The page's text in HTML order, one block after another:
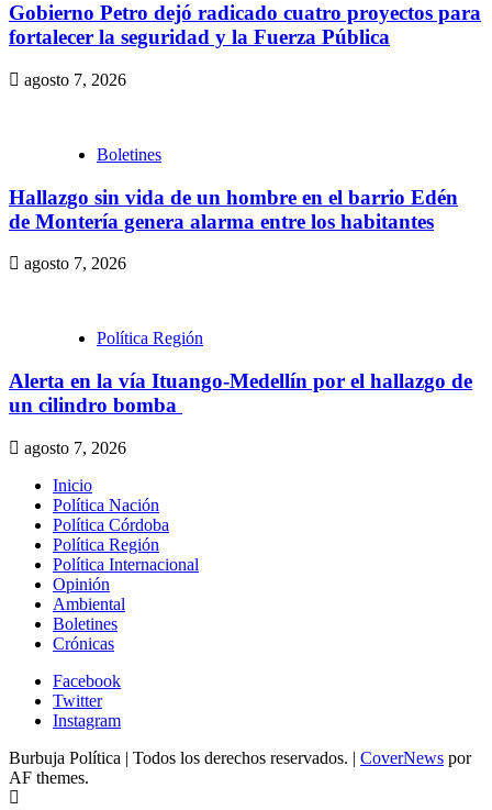
Gobierno Petro dejó radicado cuatro proyectos para
fortalecer la seguridad y la Fuerza Pública
agosto 7, 2026
Boletines
Hallazgo sin vida de un hombre en el barrio Edén
de Montería genera alarma entre los habitantes
agosto 7, 2026
Política Región
Alerta en la vía Ituango-Medellín por el hallazgo de
un cilindro bomba
agosto 7, 2026
Inicio
Política Nación
Política Córdoba
Política Región
Política Internacional
Opinión
Ambiental
Boletines
Crónicas
Facebook
Twitter
Instagram
Burbuja Política | Todos los derechos reservados. | CoverNews por
AF themes.